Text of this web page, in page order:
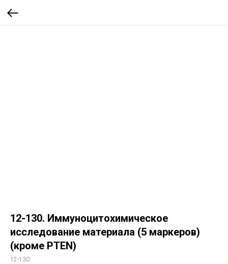
12-130. Иммуноцитохимическое
исследование материала (5 маркеров)
(кроме PTEN)
12-130